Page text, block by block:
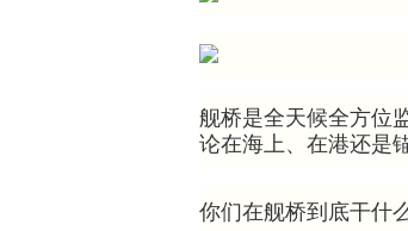
舰桥是全天候全方位
论在海上、在港还是
你们在舰桥到底干什